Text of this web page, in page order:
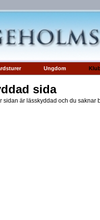
Ungdom
sida
sidan är lässkyddad och du saknar